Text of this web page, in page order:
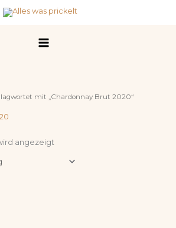
mit „Chardonnay Brut 2020“
angezeigt